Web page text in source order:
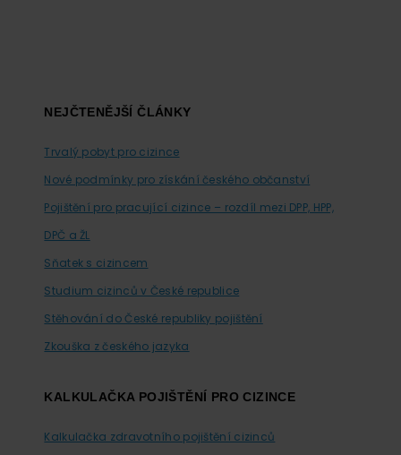
FooterNEJČTENĚJŠÍ ČLÁNKY
Trvalý pobyt pro cizince
Nové podmínky pro získání českého občanství
Pojištění pro pracující cizince – rozdíl mezi DPP, HPP,
DPČ a ŽL
Sňatek s cizincem
Studium cizinců v České republice
Stěhování do České republiky pojištění
Zkouška z českého jazyka
KALKULAČKA POJIŠTĚNÍ PRO CIZINCE
Kalkulačka zdravotního pojištění cizinců